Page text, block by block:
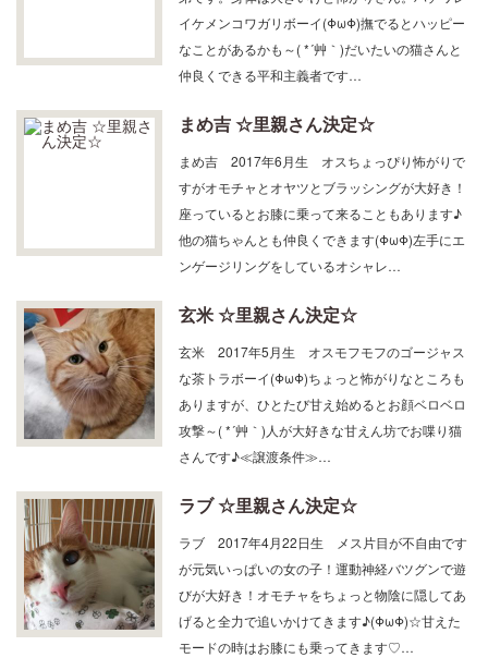
イケメンコワガリボーイ(ΦωΦ)撫でるとハッピー
なことがあるかも～( *´艸｀)だいたいの猫さんと
仲良くできる平和主義者です…
まめ吉 ☆里親さん決定☆
すがオモチャとオヤツとブラッシングが大好き！
座っているとお膝に乗って来ることもあります♪
他の猫ちゃんとも仲良くできます(ΦωΦ)左手にエ
ンゲージリングをしているオシャレ…
玄米 ☆里親さん決定☆
な茶トラボーイ(ΦωΦ)ちょっと怖がりなところも
ありますが、ひとたび甘え始めるとお顔ベロベロ
攻撃～( *´艸｀)人が大好きな甘えん坊でお喋り猫
さんです♪≪譲渡条件≫…
ラブ ☆里親さん決定☆
が元気いっぱいの女の子！運動神経バツグンで遊
びが大好き！オモチャをちょっと物陰に隠してあ
げると全力で追いかけてきます♪(ΦωΦ)☆甘えた
モードの時はお膝にも乗ってきます♡…